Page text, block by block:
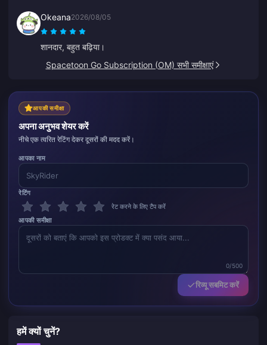
Okeana2026/08/05
शानदार, बहुत बढ़िया।
Spacetoon Go Subscription (OM) सभी समीक्षाएं
आपकी समीक्षा
अपना अनुभव शेयर करें
नीचे एक त्वरित रेटिंग देकर दूसरों की मदद करें।
आपका नाम
रेटिंग
रेट करने के लिए टैप करें
आपकी समीक्षा
0/500
रिव्यू सबमिट करें
हमें क्यों चुनें?